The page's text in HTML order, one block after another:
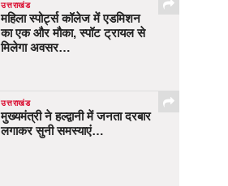
उत्तराखंड
महिला स्पोर्ट्स कॉलेज में एडमिशन
का एक और मौका, स्पॉट ट्रायल से
मिलेगा अवसर…
उत्तराखंड
मुख्यमंत्री ने हल्द्वानी में जनता दरबार
लगाकर सुनी समस्याएं…